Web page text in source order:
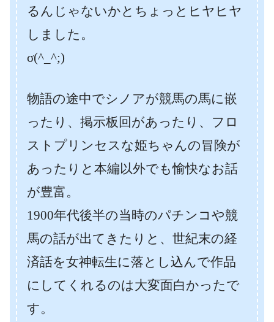
るんじゃないかとちょっとヒヤヒヤ
しました。
σ(^_^;)
物語の途中でシノアが競馬の馬に嵌
ったり、掲示板回があったり、フロ
ストプリンセスな姫ちゃんの冒険が
あったりと本編以外でも愉快なお話
が豊富。
1900年代後半の当時のパチンコや競
馬の話が出てきたりと、世紀末の経
済話を女神転生に落とし込んで作品
にしてくれるのは大変面白かったで
す。